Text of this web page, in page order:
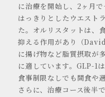
に治療を開始し、2ヶ月
はっきりとしたウエスト
た。オルリスタットは、
抑える作用があり（
に揚げ物など脂質摂取が
に適しています。GLP-1
食事制限なしでも間食や
さらに、治療コース後半